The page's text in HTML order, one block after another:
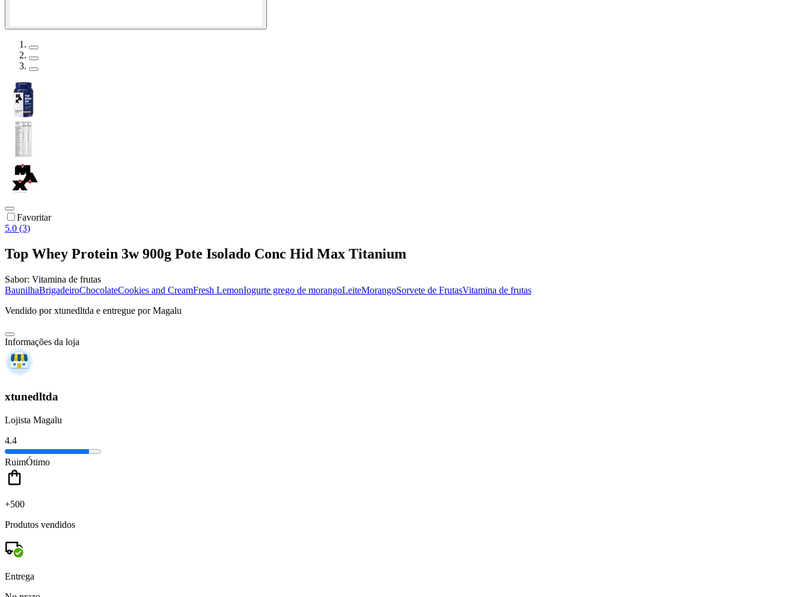
Favoritar
5.0 (3)
Top Whey Protein 3w 900g Pote Isolado Conc Hid Max Titanium
Sabor: Vitamina de frutas
BaunilhaBrigadeiroChocolateCookies and CreamFresh LemonIogurte grego de morangoLeiteMorangoSorvete de FrutasVitamina de frutas
Vendido porxtunedltda e entregue por Magalu
Informações da loja
xtunedltda
Lojista Magalu
4.4
RuimÓtimo
+500
Produtos vendidos
Entrega